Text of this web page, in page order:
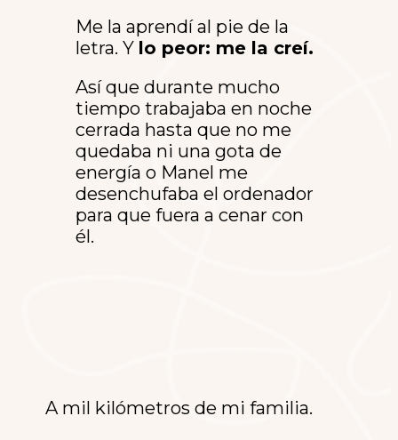
Me la aprendí al pie de la
letra. Y lo peor: me la creí.
Así que durante mucho
tiempo trabajaba en noche
cerrada hasta que no me
quedaba ni una gota de
energía o Manel me
desenchufaba el ordenador
para que fuera a cenar con
él.
A mil kilómetros de mi familia.